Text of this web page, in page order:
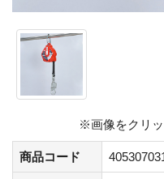
※画像をクリッ
商品コード